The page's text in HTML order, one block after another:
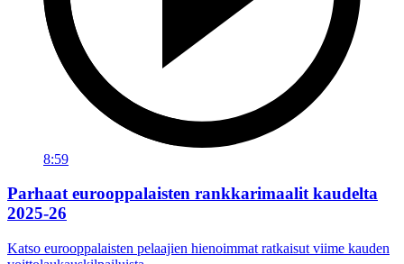
8:59
Parhaat eurooppalaisten rankkarimaalit kaudelta
2025-26
Katso eurooppalaisten pelaajien hienoimmat ratkaisut viime kauden